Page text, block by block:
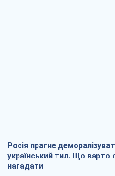
Росія прагне
український тил. Що варто
нагадати